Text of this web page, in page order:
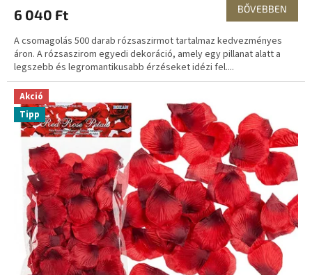
6 040 Ft BŐVEBBEN
A csomagolás 500 darab rózsaszirmot tartalmaz kedvezményes
áron. A rózsaszirom egyedi dekoráció, amely egy pillanat alatt a
legszebb és legromantikusabb érzéseket idézi fel....
Akció
Tipp